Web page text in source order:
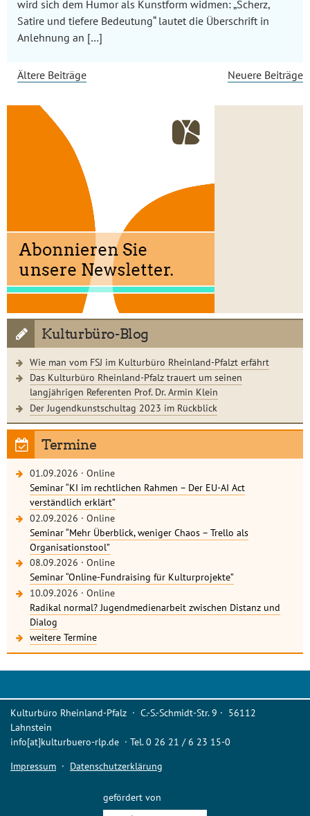
wird sich dem Humor als Kunstform widmen: „Scherz,
Satire und tiefere Bedeutung“ lautet die Überschrift in
Anlehnung an […]
Beitrags-
Navigation
Ältere Beiträge Neuere Beiträge
Kulturbüro-Blog
Wie man vom FSJ im Kulturbüro Rheinland-Pfalzt erfährt
Das Kulturbüro Rheinland-Pfalz trauert um seinen
langjährigen Referenten Prof. Dr. Armin Klein
Der Jugendkunstschultag 2023 im Rückblick
Termine
01.09.2026 · Online
Seminar “KI im rechtlichen Rahmen – Der EU-AI Act
verständlich erklärt”
02.09.2026 · Online
Seminar “Mehr Überblick, weniger Chaos – Trello als
Organisationstool”
08.09.2026 · Online
Seminar “Online-Fundraising für Kulturprojekte”
10.09.2026 · Online
Radikal normal? Jugendmedienarbeit zwischen Distanz und
Dialog
weitere Termine
Kulturbüro Rheinland-Pfalz · C.-S.-Schmidt-Str. 9 · 56112
Lahnstein
info[at]kulturbuero-rlp.de · Tel. 0 26 21 / 6 23 15-0
Impressum · Datenschutzerklärung
gefördert von